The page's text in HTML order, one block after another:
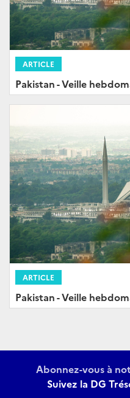
ARTICLE
Pakistan - Veille
ARTICLE
Pakistan - Veille
Abonnez-vous à
Suivez la DG